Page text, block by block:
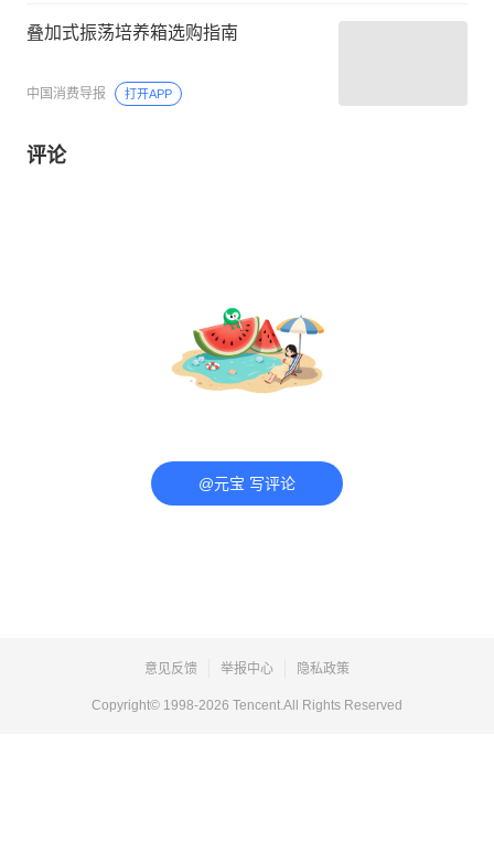
叠加式振荡培养箱选购指南
中国消费导报 打开APP
评论
@元宝 写评论
意见反馈 举报中心 隐私政策
Copyright© 1998-2026 Tencent.All Rights Reserved